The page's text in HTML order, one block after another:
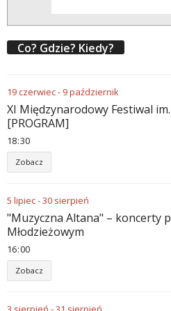
Co? Gdzie? Kiedy?
19czerwiec- 9październik
XI Międzynarodowy Festiwal
[PROGRAM]
18:30
Zobacz
5 lipiec-30 sierpień
"Muzyczna Altana" – koncerty
Młodzieżowym
16:00
Zobacz